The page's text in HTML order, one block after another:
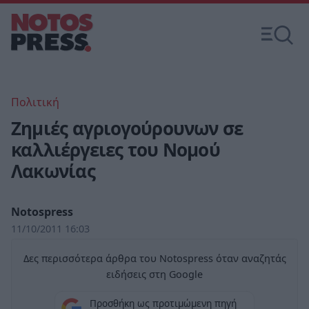
Πολιτική
Ζημιές αγριογούρουνων σε
καλλιέργειες του Νομού
Λακωνίας
Notospress
11/10/2011 16:03
Δες περισσότερα άρθρα του Notospress όταν αναζητάς
ειδήσεις στη Google
Προσθήκη ως προτιμώμενη πηγή